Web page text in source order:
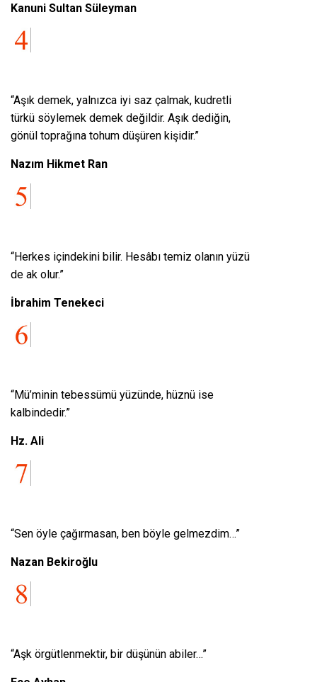
Kanuni Sultan Süleyman
“Aşık demek, yalnızca iyi saz çalmak, kudretli
türkü söylemek demek değildir. Aşık dediğin,
gönül toprağına tohum düşüren kişidir.”
Nazım Hikmet Ran
“Herkes içindekini bilir. Hesâbı temiz olanın yüzü
de ak olur.”
İbrahim Tenekeci
“Mü’minin tebessümü yüzünde, hüznü ise
kalbindedir.”
Hz. Ali
“Sen öyle çağırmasan, ben böyle gelmezdim…”
Nazan Bekiroğlu
“Aşk örgütlenmektir, bir düşünün abiler…”